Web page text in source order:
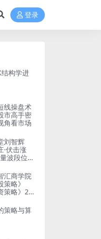
登录
构学进
线操盘术
市高手密
角看市场
刘智辉
·伏击涨
波段位课
汇商学院
策略》
策略》2
策略与算